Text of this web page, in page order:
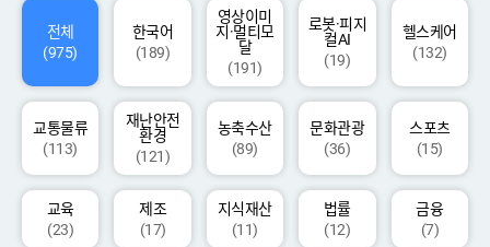
AI 개발지원
고객지원
전체
(975)
한국어
(189)
영상이미
지·멀티모
달
(191)
로봇·피지
컬AI
(19)
헬스케어
(132)
교통물류
(113)
재난안전
환경
(121)
농축수산
(89)
문화관광
(36)
스포츠
(15)
교육
(23)
제조
(17)
지식재산
(11)
법률
(12)
금융
(7)